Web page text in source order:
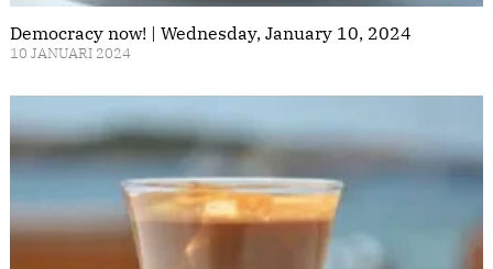
Democracy now! | Wednesday, January 10, 2024
10 JANUARI 2024